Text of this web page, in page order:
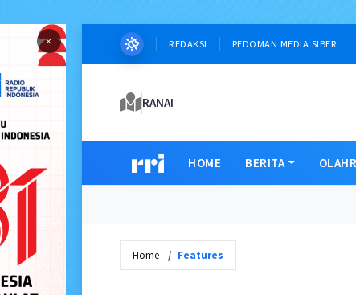
× REDAKSI PEDOMAN MEDIA SIBER
RANAI
HOME BERITA
Home Features